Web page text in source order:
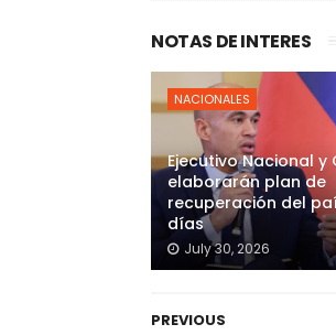
NOTAS DE INTERES
NACIONALES
Ejecutivo Nacional y
elaborarán plan de
recuperación del
días
July 30, 2026
PREVIOUS